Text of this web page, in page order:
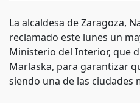
La alcaldesa de Zaragoza,
reclamado este lunes un
Ministerio del Interior, que
Marlaska, para garantizar
siendo una de las ciudades